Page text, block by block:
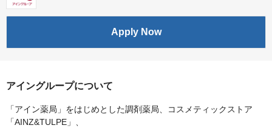
Apply Now
アイングループについて
「アイン薬局」をはじめとした調剤薬局、コスメティックストア
「AINZ&TULPE」、